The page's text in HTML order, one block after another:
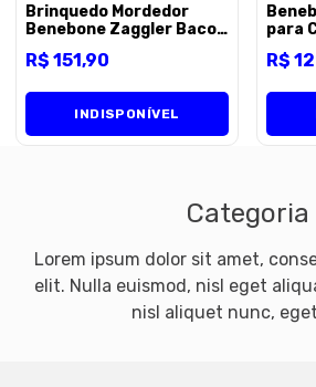
Brinquedo Mordedor
Benebone Zaggler Bacon
R$ 151,90
INDISPONÍVEL
para
R$
Categoria
Lorem ipsum dolor sit amet,
elit. Nulla euismod, nisl eget
nisl aliquet nunc,